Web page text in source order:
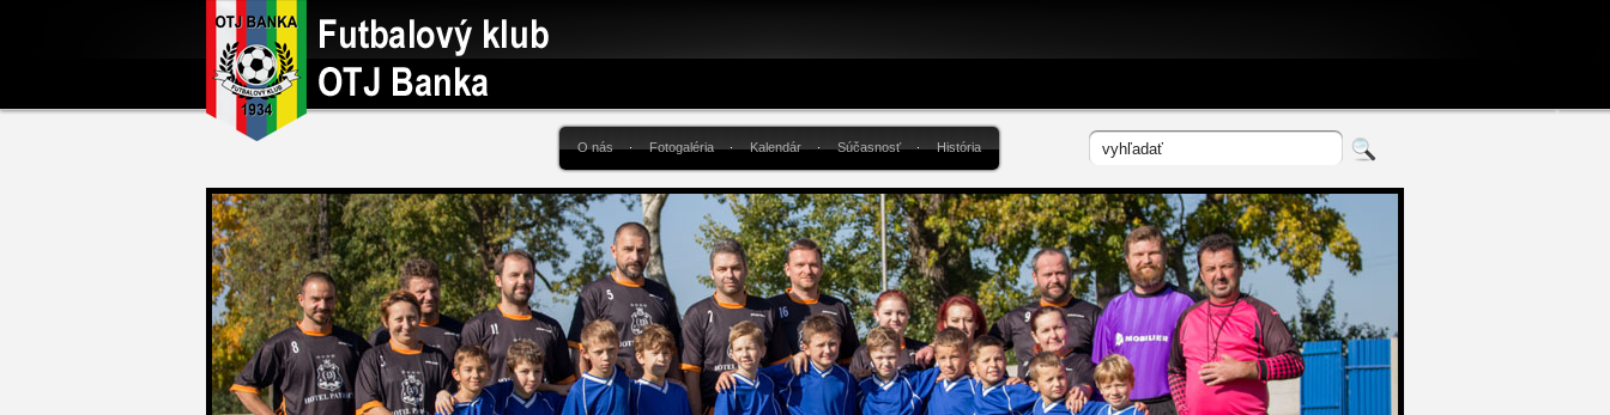
O nás Fotogaléria Kalendár Súčasnosť História